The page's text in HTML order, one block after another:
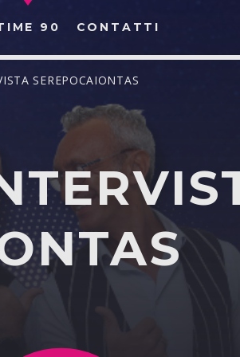
90 CONTATTI
NEL SITO WEB:
SEREPOCAIONTAS